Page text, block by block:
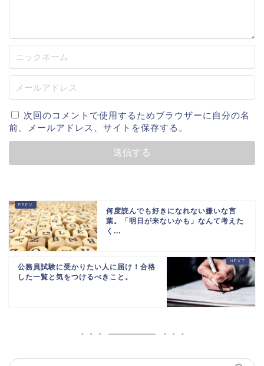
次回のコメントで使用するためブラウザーに自分の名
前、メールアドレス、サイトを保存する。
何度読んでも好きになれない嫌いな言
葉。「明日が来ないかも」なんて考えた
く...
公務員試験に受かりたい人に届け！合格
した一覧と気をつけるべきこと。